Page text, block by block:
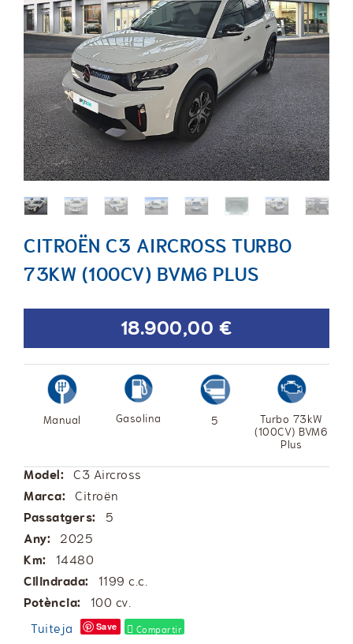
CITROËN C3 AIRCROSS TURBO
73KW (100CV) BVM6 PLUS
18.900,00 €
Manual Gasolina 5 Turbo 73kW
(100CV) BVM6
Plus
Model: C3 Aircross
Marca: Citroën
Passatgers: 5
Any: 2025
Km: 14480
Cilindrada: 1199 c.c.
Potència: 100 cv.
Tuiteja
Save Compartir